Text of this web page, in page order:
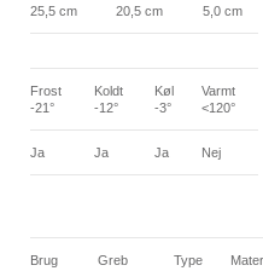
25,5 cm 20,5 cm 5,0 cm
Frost
-21°
Koldt
-12°
Køl
-3°
Varmt
<120°
Ja Ja Ja Nej
Brug Greb Type